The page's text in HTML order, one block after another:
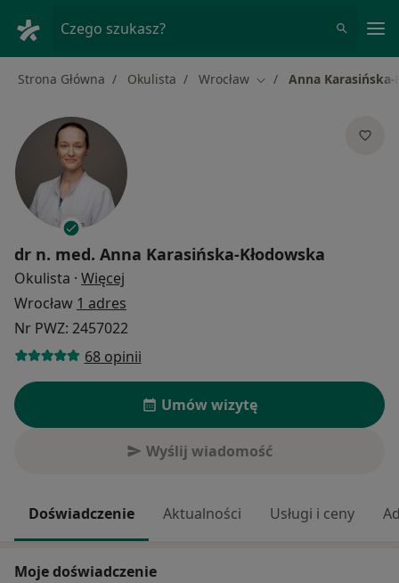
Czego szukasz?
Strona Główna Okulista Wrocław Zmień miasto
Anna Karasińska-
dr n. med. Anna Karasińska-Kłodowska
Okulista · Więcej
Wrocław 1 adres
Nr PWZ: 2457022
68 opinii
Umów wizytę
Wyślij wiadomość
Doświadczenie Aktualności Usługi i ceny
Moje doświadczenie